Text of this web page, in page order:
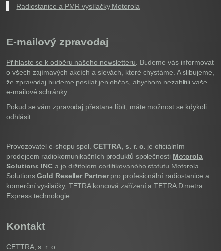
Radiostanice a PMR vysílačky Motorola
E-mailový zpravodaj
Přihlaste se k odběru našeho newsletteru . Budeme vás informovat
o všech zajímavých akcích a slevách, které chystáme. A slibujeme,
že zpravodaj budeme posílat jen občas, abychom nezahltili vaše
e-mailové schránky.
Pokud se vám zpravodaj přestane líbit, máte možnost se kdykoli
odhlásit.
Provozovatel e-shopu spol.CETTRA, s. r. o. je oficiálním
prodejcem radiokomunikačních produktů společnosti Motorola
Solutions INC a je držitelem certifikovaného statutu Motorola
SolutionsGold Reseller Partner pro profesionální radiostanice a
komerční vysilačky, TETRA koncová zařízení a TETRA Dimetra
Express technologie.
Kontakt
CETTRA, s. r. o.